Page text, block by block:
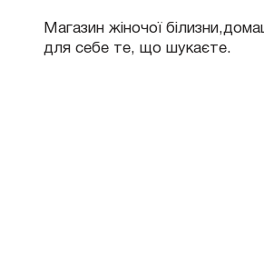
Магазин жіночої
для себе те, що шукаєте.